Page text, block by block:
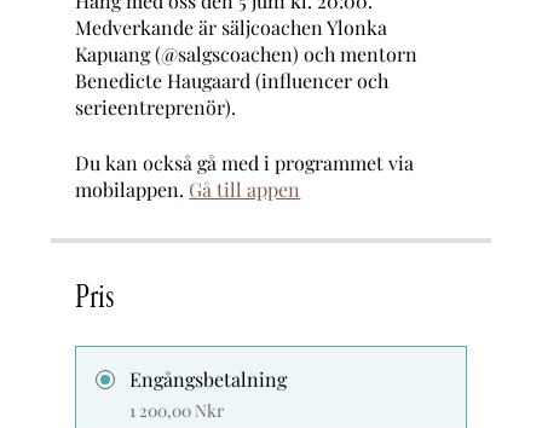
Medverkande är säljcoachen Ylonka
Kapuang (@salgscoachen) och mentorn
Benedicte Haugaard (influencer och
serieentreprenör).
Du kan också gå med i programmet via
mobilappen. Gå till appen
Pris
Engångsbetalning
1 200,00 Nkr